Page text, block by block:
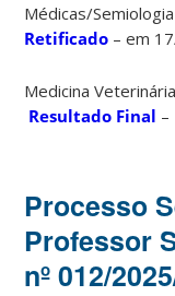
Médicas/
Retificado – em
Medicina
Resultado Final
Processo
Professor
nº 012/